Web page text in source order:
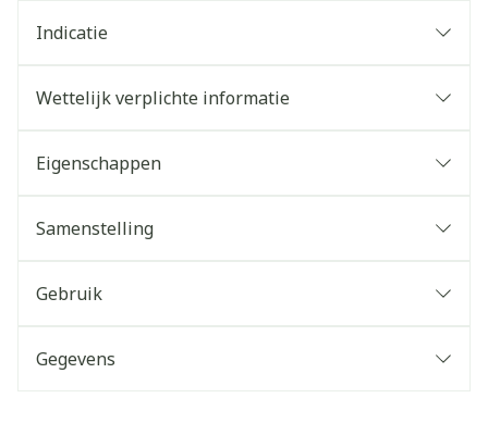
Indicatie
Wettelijk verplichte informatie
Eigenschappen
Samenstelling
Gebruik
Gegevens